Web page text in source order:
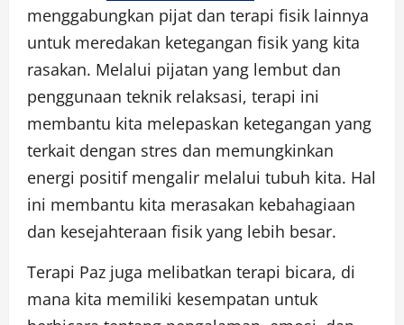
menggabungkan pijat dan terapi fisik lainnya
untuk meredakan ketegangan fisik yang kita
rasakan. Melalui pijatan yang lembut dan
penggunaan teknik relaksasi, terapi ini
membantu kita melepaskan ketegangan yang
terkait dengan stres dan memungkinkan
energi positif mengalir melalui tubuh kita. Hal
ini membantu kita merasakan kebahagiaan
dan kesejahteraan fisik yang lebih besar.
Terapi Paz juga melibatkan terapi bicara, di
mana kita memiliki kesempatan untuk